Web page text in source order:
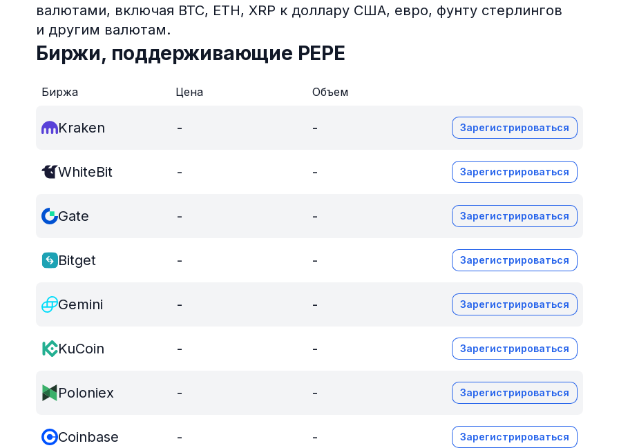
валютами, включая BTC, ETH, XRP к доллару США, евро, фунту стерлингов
и другим валютам.
Биржи, поддерживающие PEPE
Биржа Цена Объем
Kraken - - Зарегистрироваться
WhiteBit - - Зарегистрироваться
Gate - - Зарегистрироваться
Bitget - - Зарегистрироваться
Gemini - - Зарегистрироваться
KuCoin - - Зарегистрироваться
Poloniex - - Зарегистрироваться
Coinbase - - Зарегистрироваться